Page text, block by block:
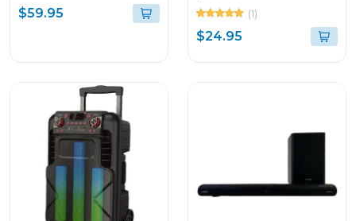
canales + subwoofer
hmt83
$59.95
bluetooth dorado
(1)
$24.95